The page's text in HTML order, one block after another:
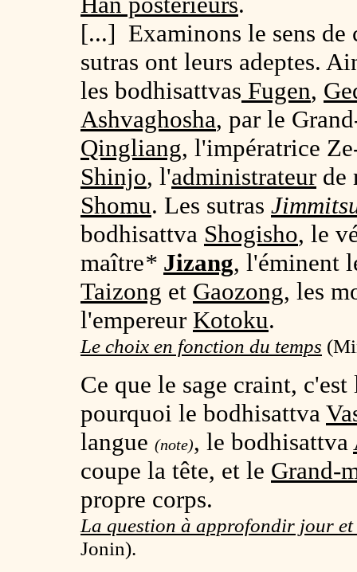
[...] Examinons le sens de
sutras ont leurs adeptes.
les bodhisattvas Fugen,
Ashvaghosha, par le
Qingliang, l'impératrice
Shinjo, l'administrateur de
Shomu. Les sutras
bodhisattva Shogisho, le
maître* Jizang, l'éminent
Taizong et Gaozong, les
l'empereur Kotoku.
Le choix en fonction du temps
Ce que le sage craint, c'est
pourquoi le bodhisattva
langue (note), le bodhisattva
coupe la tête, et le Grand-
propre corps.
La question à approfondir jour
Jonin).